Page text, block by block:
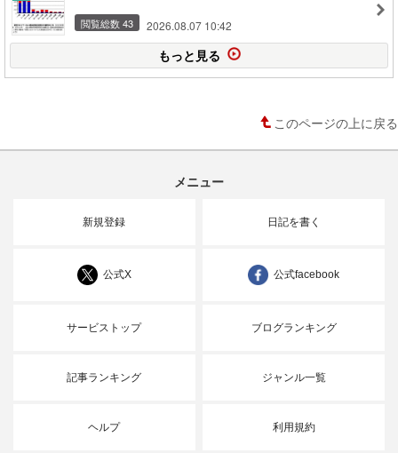
閲覧総数 43 2026.08.07 10:42
もっと見る
このページの上に戻る
メニュー
新規登録 日記を書く
公式X 公式facebook
サービストップ ブログランキング
記事ランキング ジャンル一覧
ヘルプ 利用規約